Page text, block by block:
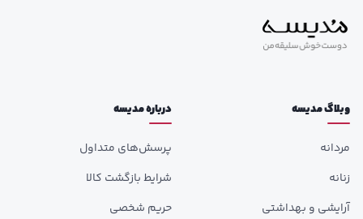
وبلاگ مدیسه
مردانه
زنانه
آرایشی و بهداشتی
درباره مدیسه
پرسش‌های متداول
شرایط بازگشت کالا
حریم شخصی